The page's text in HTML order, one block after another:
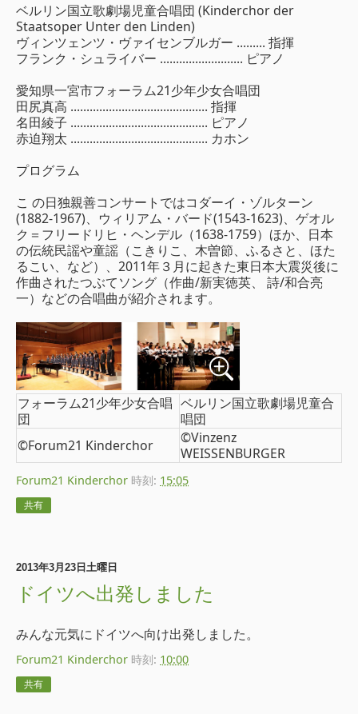
ベルリン国立歌劇場児童合唱団 (Kinderchor der
Staatsoper Unter den Linden)
ヴィンツェンツ・ヴァイセンブルガー ......... 指揮
フランク・シュライバー .......................... ピアノ
愛知県一宮市フォーラム21少年少女合唱団
田尻真高 ........................................... 指揮
名田綾子 ........................................... ピアノ
赤迫翔太 ........................................... カホン
プログラム
こ の日独親善コンサートではコダーイ・ゾルターン
(1882-1967)、ウィリアム・バード(1543-1623)、ゲオル
ク＝フリードリヒ・ヘンデル（1638-1759）ほか、日本
の伝統民謡や童謡（こきりこ、木曽節、ふるさと、ほた
るこい、など）、2011年３月に起きた東日本大震災後に
作曲されたつぶてソング（作曲/新実徳英、 詩/和合亮
一）などの合唱曲が紹介されます。
フォーラム21少年少女合唱
団
ベルリン国立歌劇場児童合
唱団
©Forum21 Kinderchor
©Vinzenz
WEISSENBURGER
Forum21 Kinderchor 時刻: 15:05
共有
2013年3月23日土曜日
ドイツへ出発しました
みんな元気にドイツへ向け出発しました。
Forum21 Kinderchor 時刻: 10:00
共有